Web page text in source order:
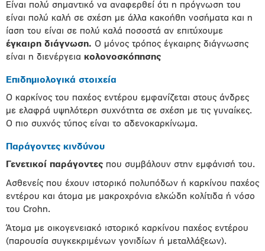
Είναι πολύ σημαντικό να αναφερθεί ότι η πρόγνωση του
είναι πολύ καλή σε σχέση με άλλα κακοήθη νοσήματα και η
ίαση του είναι σε πολύ καλά ποσοστά αν επιτύχουμε
έγκαιρη διάγνωση. Ο μόνος τρόπος έγκαιρης διάγνωσης
είναι η διενέργεια κολονοσκόπησης
Επιδημιολογικά στοιχεία
Ο καρκίνος του παχέος εντέρου εμφανίζεται στους άνδρες
με ελαφρά υψηλότερη συχνότητα σε σχέση με τις γυναίκες.
Ο πιο συχνός τύπος είναι το αδενοκαρκίνωμα.
Παράγοντες κινδύνου
Γενετικοί παράγοντες που συμβάλουν στην εμφάνισή του.
Ασθενείς που έχουν ιστορικό πολυπόδων ή καρκίνου παχέος
εντέρου και άτομα με μακροχρόνια ελκώδη κολίτιδα ή νόσο
του Crohn.
Άτομα με οικογενειακό ιστορικό καρκίνου παχέος εντέρου
(παρουσία συγκεκριμένων γονιδίων ή μεταλλάξεων).